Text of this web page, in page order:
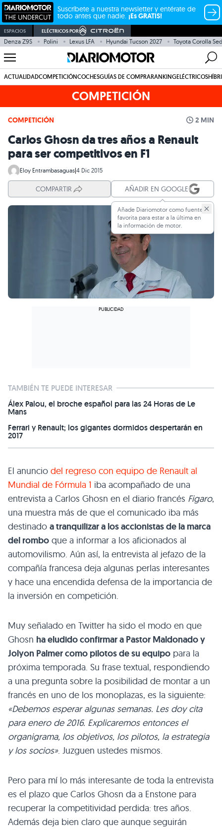
Suscríbete a nuestra newsletter y entérate de
todo antes que nadie. ¡Es GRATIS!
ESPACIOS ELÉCTRICOS POR
Denza Z9S Polini Lexus LFA Hyundai Tucson 2027 Toyota Corolla
ACTUALIDADCOMPETICIÓNCOCHESGUÍAS DE COMPRARANKINGELÉCTRICOS
COMPETICIÓN
COMPETICIÓN 2 MIN
Carlos Ghosn da tres años a Renault
para ser competitivos en F1
Eloy Entrambasaguas|4 Dic 2015
COMPARTIR AÑADIR EN GOOGLE
Añade Diariomotor como fuente
favorita para estar a la última en
la información de motor.
TAMBIÉN TE PUEDE INTERESAR
Álex Palou, el broche español para las 24 Horas de Le
Mans
Ferrari y Renault; los gigantes dormidos despertarán en
2017
El anuncio del regreso con equipo de Renault al
Mundial de Fórmula 1 iba acompañado de una
entrevista a Carlos Ghosn en el diario francés Figaro,
una muestra más de que el comunicado iba más
destinado a tranquilizar a los accionistas de la marca
del rombo que a informar a los aficionados al
automovilismo. Aún así, la entrevista al jefazo de la
compañía francesa deja algunas perlas interesantes
y hace una encendida defensa de la importancia de
la inversión en competición.
Muy señalado en Twitter ha sido el modo en que
Ghosn ha eludido confirmar a Pastor Maldonado y
Jolyon Palmer como pilotos de su equipo para la
próxima temporada. Su frase textual, respondiendo
a una pregunta sobre la posibilidad de montar a un
francés en uno de los monoplazas, es la siguiente:
«Debemos esperar algunas semanas. Les doy cita
para enero de 2016. Explicaremos entonces el
organigrama, los objetivos, los pilotos, la estrategia
y los socios». Juzguen ustedes mismos.
Pero para mí lo más interesante de toda la entrevista
es el plazo que Carlos Ghosn da a Enstone para
recuperar la competitividad perdida: tres años.
Además deja bien claro que aunque seguirán